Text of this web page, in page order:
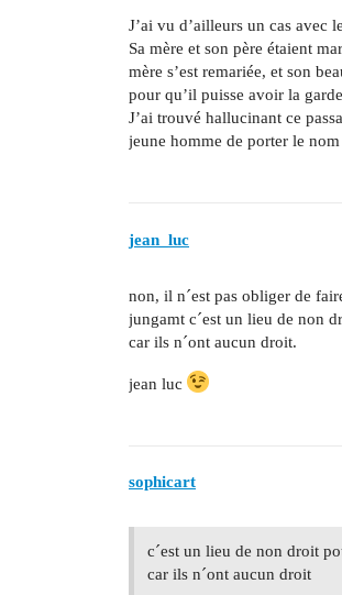
J’ai vu d’ailleurs un cas
Sa mère et son père étaient
mère s’est remariée, et son
pour qu’il puisse avoir la
J’ai trouvé hallucinant ce
jeune homme de porter le
jean_luc
non, il n´est pas obliger de
jungamt c´est un lieu de non
car ils n´ont aucun droit.
jean luc
sophicart
c´est un lieu de non droit
car ils n´ont aucun droit